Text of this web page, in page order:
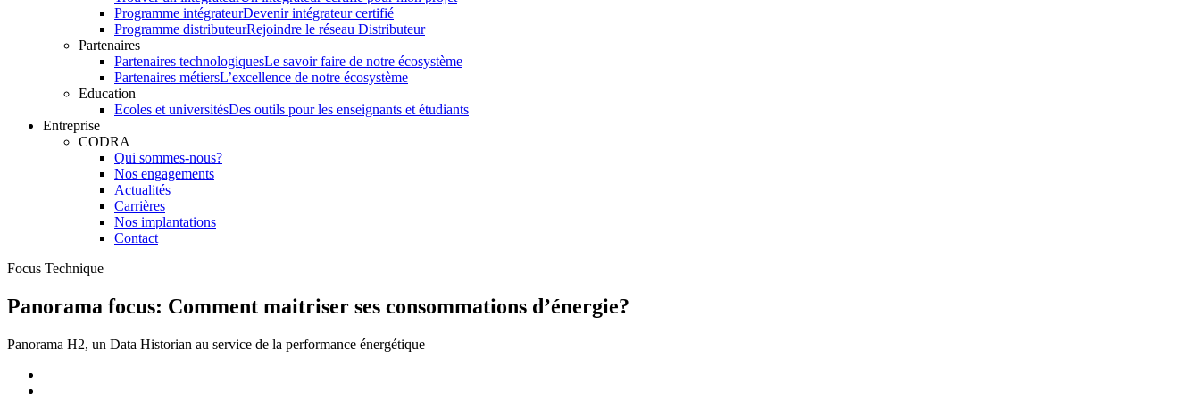
Programme intégrateurDevenir intégrateur certifié
Programme distributeurRejoindre le réseau Distributeur
Partenaires
Partenaires technologiquesLe savoir faire de notre écosystème
Partenaires métiersL’excellence de notre écosystème
Education
Ecoles et universitésDes outils pour les enseignants et étudiants
Entreprise
CODRA
Qui sommes-nous?
Nos engagements
Actualités
Carrières
Nos implantations
Contact
Focus Technique
Panorama focus: Comment maitriser ses consommations d’énergie?
Panorama H2, un Data Historian au service de la performance énergétique